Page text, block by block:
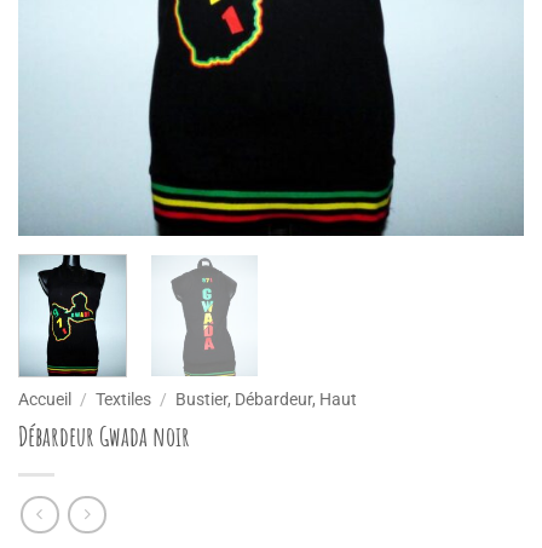
Accueil / Textiles / Bustier, Débardeur, Haut
Débardeur Gwada noir